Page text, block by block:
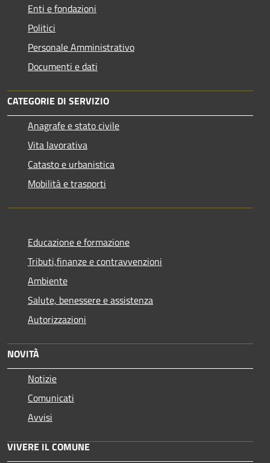
Enti e fondazioni
Politici
Personale Amministrativo
Documenti e dati
CATEGORIE DI SERVIZIO
Anagrafe e stato civile
Vita lavorativa
Catasto e urbanistica
Mobilità e trasporti
Educazione e formazione
Tributi,finanze e contravvenzioni
Ambiente
Salute, benessere e assistenza
Autorizzazioni
NOVITÀ
Notizie
Comunicati
Avvisi
VIVERE IL COMUNE